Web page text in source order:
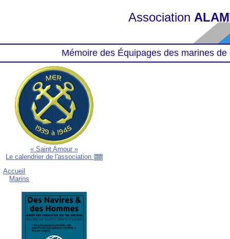
Association
Mémoire des Équipages des marines
« Saint Amour »
Le calendrier de l'association
Accueil
Marins